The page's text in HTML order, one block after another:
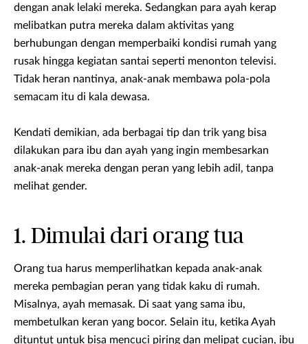
dengan anak lelaki mereka. Sedangkan para ayah kerap
melibatkan putra mereka dalam aktivitas yang
berhubungan dengan memperbaiki kondisi rumah yang
rusak hingga kegiatan santai seperti menonton televisi.
Tidak heran nantinya, anak-anak membawa pola-pola
semacam itu di kala dewasa.
Kendati demikian, ada berbagai tip dan trik yang bisa
dilakukan para ibu dan ayah yang ingin membesarkan
anak-anak mereka dengan peran yang lebih adil, tanpa
melihat gender.
1. Dimulai dari orang tua
Orang tua harus memperlihatkan kepada anak-anak
mereka pembagian peran yang tidak kaku di rumah.
Misalnya, ayah memasak. Di saat yang sama ibu,
membetulkan keran yang bocor. Selain itu, ketika Ayah
dituntut untuk bisa mencuci piring dan melipat cucian, ibu